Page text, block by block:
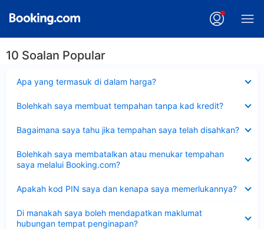
10 Soalan Popular
Apa yang termasuk di dalam harga?
Bolehkah saya membuat tempahan tanpa kad kredit?
Bagaimana saya tahu jika tempahan saya telah disahkan?
Bolehkah saya membatalkan atau menukar tempahan
saya melalui Booking.com?
Apakah kod PIN saya dan kenapa saya memerlukannya?
Di manakah saya boleh mendapatkan maklumat
hubungan tempat penginapan?